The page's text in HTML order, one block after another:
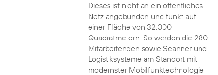
Dieses ist nicht an ein öffentliches
Netz angebunden und funkt auf
einer Fläche von 32.000
Quadratmetern. So werden die 280
Mitarbeitenden sowie Scanner und
Logistiksysteme am Standort mit
modernster Mobilfunktechnologie